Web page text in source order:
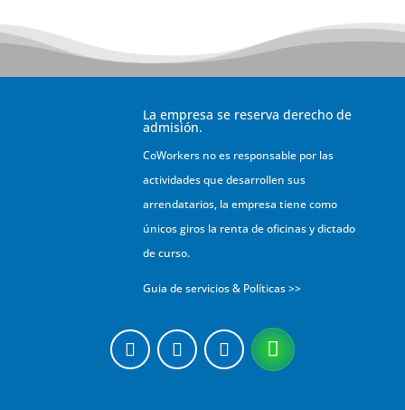
La empresa se reserva derecho de
admisión.
CoWorkers no es responsable por las
actividades que desarrollen sus
arrendatarios, la empresa tiene como
únicos giros la renta de oficinas y dictado
de curso.
Guia de servicios & Políticas >>